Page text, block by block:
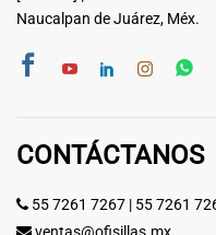
Naucalpan de Juárez, Méx.
CONTÁCTANOS
55 7261 7267 | 55 7261